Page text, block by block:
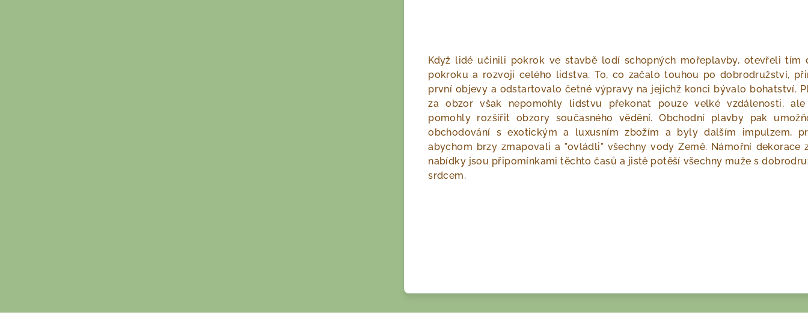
Když lidé učinili pokrok ve stavbě lodí schopných mořeplavby, otevřeli tím
pokroku a rozvoji celého lidstva. To, co začalo touhou po dobrodružství,
první objevy a odstartovalo četné výpravy na jejichž konci bývalo bohatství.
za obzor však nepomohly lidstvu překonat pouze velké vzdálenosti,
pomohly rozšířit obzory současného vědění. Obchodní plavby pak
obchodování s exotickým a luxusním zbožím a byly dalším impulzem,
abychom brzy zmapovali a "ovládli" všechny vody Země. Námořní dekorace
nabídky jsou připomínkami těchto časů a jistě potěší všechny muže s
srdcem.